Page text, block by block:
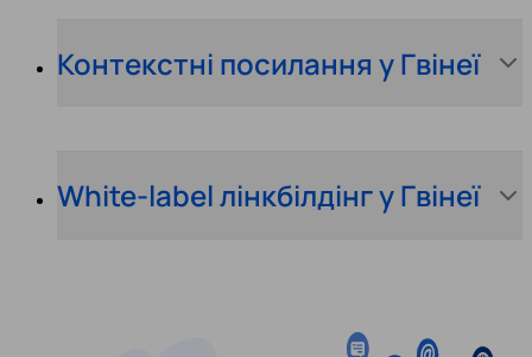
Контекстні посилання у Гвінеї
White-label лінкбілдінг у Гвінеї